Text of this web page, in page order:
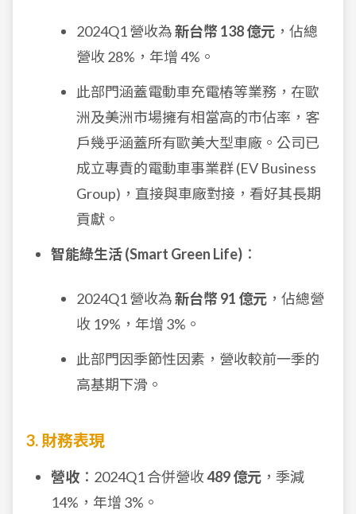
2024Q1 營收為新台幣 138 億元 ，佔總
營收 28%，年增 4%。
此部門涵蓋電動車充電樁等業務，在歐
洲及美洲市場擁有相當高的市佔率，客
戶幾乎涵蓋所有歐美大型車廠。公司已
成立專責的電動車事業群 (EV Business
Group)，直接與車廠對接，看好其長期
貢獻。
智能綠生活 (Smart Green Life) ：
2024Q1 營收為新台幣 91 億元 ，佔總營
收 19%，年增 3%。
此部門因季節性因素，營收較前一季的
高基期下滑。
3. 財務表現
營收 ：2024Q1 合併營收489 億元 ，季減
14%，年增 3%。